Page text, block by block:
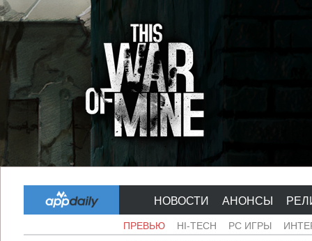
НОВОСТИ АНОНСЫ
ПРЕВЬЮ HI-TECH PC ИГРЫ